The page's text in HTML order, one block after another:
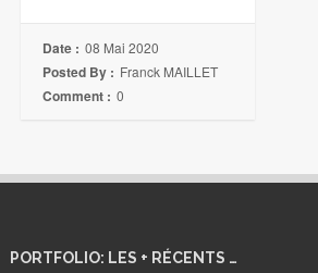
Date : 08 Mai 2020
Posted By : Franck MAILLET
Comment : 0
PORTFOLIO: LES + RÉCENTS …